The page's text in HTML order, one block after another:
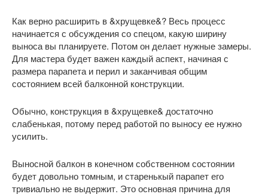
Как верно расширить в &хрущевке&? Весь процесс
начинается с обсуждения со спецом, какую ширину
выноса вы планируете. Потом он делает нужные замеры.
Для мастера будет важен каждый аспект, начиная с
размера парапета и перил и заканчивая общим
состоянием всей балконной конструкции.
Обычно, конструкция в &хрущевке& достаточно
слабенькая, потому перед работой по выносу ее нужно
усилить.
Выносной балкон в конечном собственном состоянии
будет довольно томным, и старенькый парапет его
тривиально не выдержит. Это основная причина для